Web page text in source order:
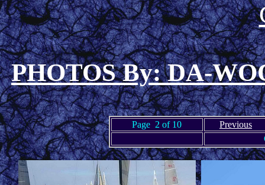
PHOTOS By: DA-
Page 2 of 10
Previous